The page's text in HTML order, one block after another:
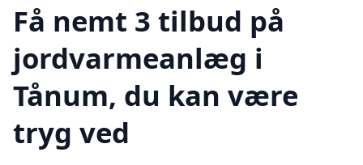
Få nemt 3 tilbud på
jordvarmeanlæg i
Tånum, du kan være
tryg ved